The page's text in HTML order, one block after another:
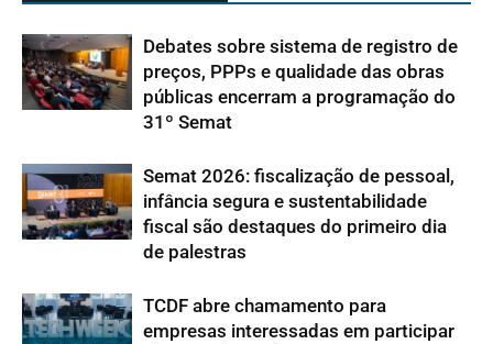
Debates sobre sistema de registro de
preços, PPPs e qualidade das obras
públicas encerram a programação do
31º Semat
Semat 2026: fiscalização de pessoal,
infância segura e sustentabilidade
fiscal são destaques do primeiro dia
de palestras
TCDF abre chamamento para
empresas interessadas em participar